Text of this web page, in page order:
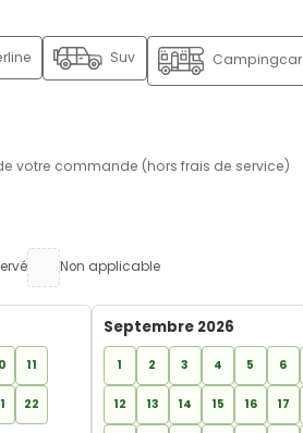
Suv Campingcar
votre commande (hors frais de service)
Non applicable
11
22
Septembre 2026
1 2 3 4 5 6
12 13 14 15 16 17